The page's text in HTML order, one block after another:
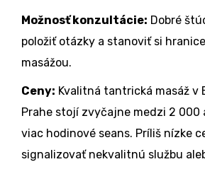
Možnosť konzultácie: Dobré
položiť otázky a stanoviť si
masážou.
Ceny: Kvalitná tantrická masáž v
Prahe stojí zvyčajne medzi 2 000
viac hodinové seans. Príliš nízke
signalizovať nekvalitnú službu